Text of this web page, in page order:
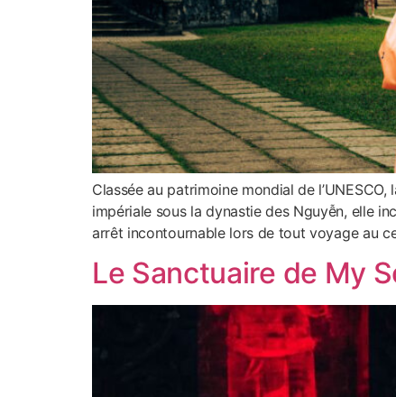
Classée au patrimoine mondial de
impériale sous la dynastie des Nguyễn, elle
arrêt incontournable lors de tout voyage au
Le Sanctuaire de My